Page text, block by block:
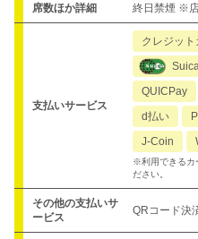
席数ほか詳細 終日禁煙 ※
支払いサービス
クレジット
QUICPay
d払い
J-Coin
※利用できるカ
ださい。
その他の支払いサ
ービス
QRコード決